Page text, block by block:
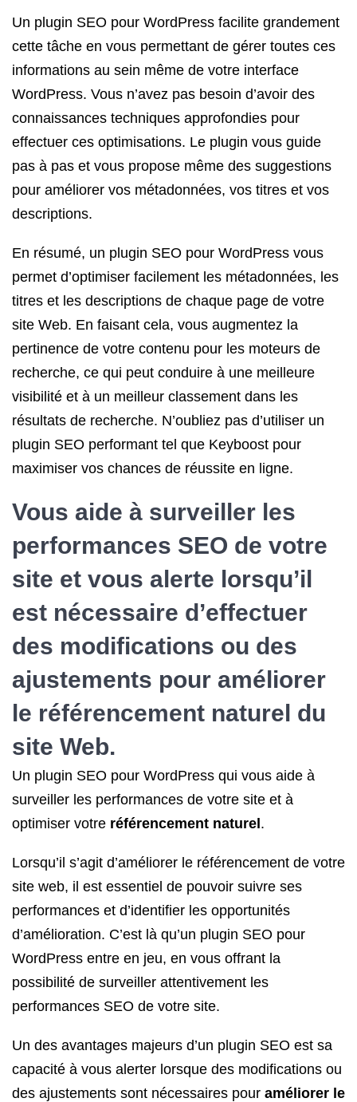
Un plugin SEO pour WordPress facilite grandement
cette tâche en vous permettant de gérer toutes ces
informations au sein même de votre interface
WordPress. Vous n’avez pas besoin d’avoir des
connaissances techniques approfondies pour
effectuer ces optimisations. Le plugin vous guide
pas à pas et vous propose même des suggestions
pour améliorer vos métadonnées, vos titres et vos
descriptions.
En résumé, un plugin SEO pour WordPress vous
permet d’optimiser facilement les métadonnées, les
titres et les descriptions de chaque page de votre
site Web. En faisant cela, vous augmentez la
pertinence de votre contenu pour les moteurs de
recherche, ce qui peut conduire à une meilleure
visibilité et à un meilleur classement dans les
résultats de recherche. N’oubliez pas d’utiliser un
plugin SEO performant tel que Keyboost pour
maximiser vos chances de réussite en ligne.
Vous aide à surveiller les
performances SEO de votre
site et vous alerte lorsqu’il
est nécessaire d’effectuer
des modifications ou des
ajustements pour améliorer
le référencement naturel du
site Web.
Un plugin SEO pour WordPress qui vous aide à
surveiller les performances de votre site et à
optimiser votre référencement naturel .
Lorsqu’il s’agit d’améliorer le référencement de votre
site web, il est essentiel de pouvoir suivre ses
performances et d’identifier les opportunités
d’amélioration. C’est là qu’un plugin SEO pour
WordPress entre en jeu, en vous offrant la
possibilité de surveiller attentivement les
performances SEO de votre site.
Un des avantages majeurs d’un plugin SEO est sa
capacité à vous alerter lorsque des modifications ou
des ajustements sont nécessaires pour améliorer le